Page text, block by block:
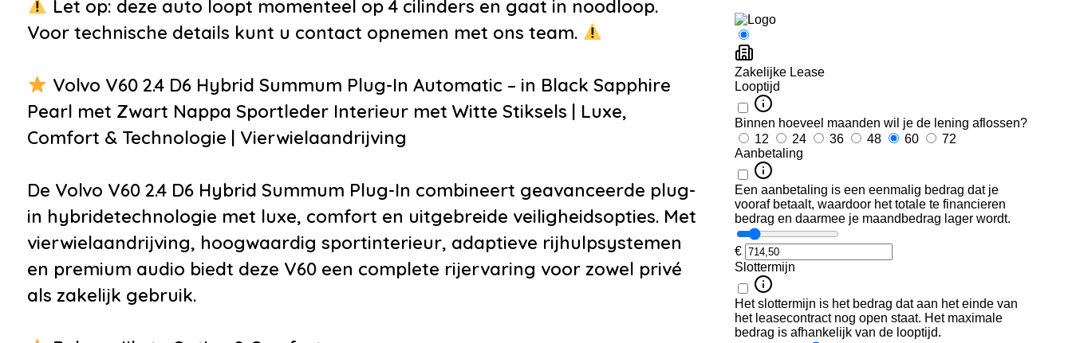
•Elektronische
•Lichtmetalen velgen 18"
•Metaalkleur
•Parkeersensor voor en
•Trekhaak
•Achterspoiler
•Afdekhoes
•Buitenspiegels elektr. met
geheugen
DVD speler
•Radio cd speler
•Spraakbediening
•Decor aluminium
bestuurdersstoel met
geheugen
voorverwarmingsinstallatie
•Lederen stuurwiel
•Lederen versnellingspook
•Luxe lederen bekleding
•Sportstoelen
Voorstoelen verwarmd
Let op: deze auto loopt momenteel op 4 cilinders en gaat in noodloop.
Voor technische details kunt u contact opnemen met ons team.
Volvo V60 2.4 D6 Hybrid Summum Plug-In Automatic – in Black Sapphire
Pearl met Zwart Nappa Sportleder Interieur met Witte Stiksels | Luxe,
Comfort & Technologie | Vierwielaandrijving
De Volvo V60 2.4 D6 Hybrid Summum Plug-In combineert geavanceerde plug-
in hybridetechnologie met luxe, comfort en uitgebreide veiligheidsopties. Met
vierwielaandrijving, hoogwaardig sportinterieur, adaptieve rijhulpsystemen
en premium audio biedt deze V60 een complete rijervaring voor zowel privé
als zakelijk gebruik.